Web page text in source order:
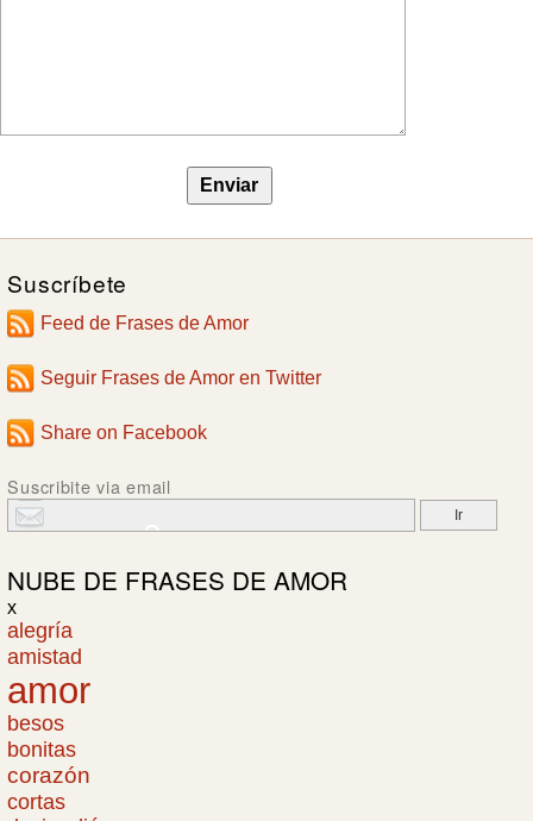
Suscríbete
Feed de Frases de Amor
Seguir Frases de Amor en Twitter
Share on Facebook
Suscribite via email
NUBE DE FRASES DE AMOR
x
alegría
amistad
amor
besos
bonitas
corazón
cortas